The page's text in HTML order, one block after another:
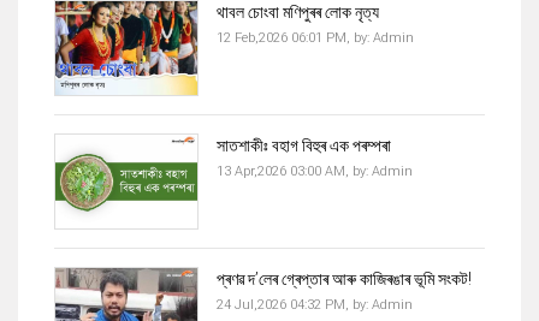
থাবল চোংবা মণিপুৰৰ লোক নৃত্য
12 Feb,2026 06:01 PM, by: Admin
সাতশাকীঃ বহাগ বিহুৰ এক পৰম্পৰা
13 Apr,2026 03:00 AM, by: Admin
প্ৰণৱ দ’লেৰ গ্ৰেপ্তাৰ আৰু কাজিৰঙাৰ ভূমি সংকট!
24 Jul,2026 04:32 PM, by: Admin